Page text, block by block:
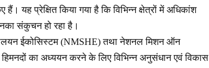
यह प्रेक्षित किया गया है कि विभिन्न क्षेत्रों में अधिकांश
संकुचन हो रहा है।
ईकोसिस्टम (NMSHE) तथा नेशनल मिशन ऑन
का अध्ययन करने के लिए विभिन्न अनुसंधान एवं विकास